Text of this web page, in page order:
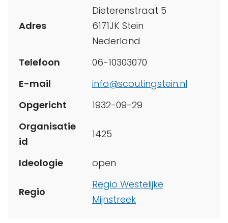
Adres
Dieterenstraat 5
6171JK Stein
Nederland
Telefoon
06-10303070
E-mail
info@scoutingstein.nl
Opgericht
1932-09-29
Organisatie
id
1425
Ideologie open
Regio
Regio Westelijke
Mijnstreek